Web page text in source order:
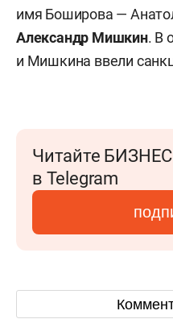
имя Боширова —
Александр Мишкин. В
и Мишкина ввели
Читайте БИЗНЕС
в Telegram